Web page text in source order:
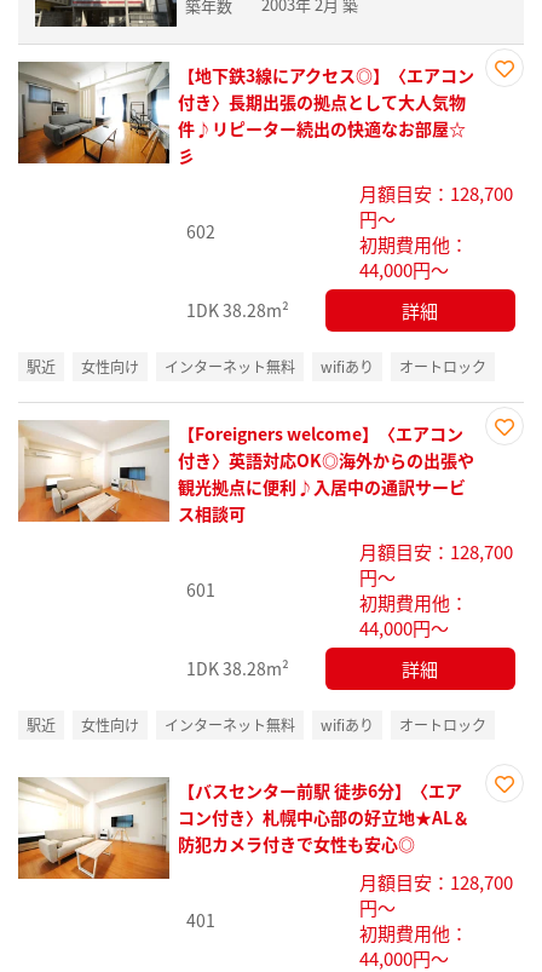
築年数 2003年 2月 築
【地下鉄3線にアクセス◎】〈エアコン
付き〉長期出張の拠点として大人気物
件♪リピーター続出の快適なお部屋☆
彡
602
月額目安：128,700
円～
初期費用他：
44,000円～
1DK38.28m² 詳細
駅近 女性向け インターネット無料 wifiあり オートロック
【Foreigners welcome】〈エアコン
付き〉英語対応OK◎海外からの出張や
観光拠点に便利♪入居中の通訳サービ
ス相談可
601
月額目安：128,700
円～
初期費用他：
44,000円～
1DK38.28m² 詳細
駅近 女性向け インターネット無料 wifiあり オートロック
録
【バスセンター前駅 徒歩6分】〈エア
コン付き〉札幌中心部の好立地★AL＆
防犯カメラ付きで女性も安心◎
401
月額目安：128,700
円～
初期費用他：
44,000円～